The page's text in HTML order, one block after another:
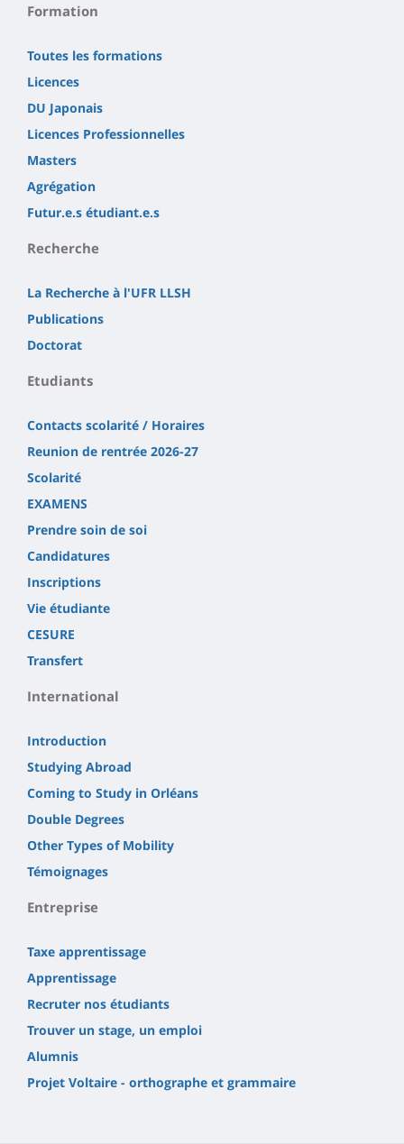
Formation
Toutes les formations
Licences
DU Japonais
Licences Professionnelles
Masters
Agrégation
Futur.e.s étudiant.e.s
Recherche
La Recherche à l'UFR LLSH
Publications
Doctorat
Etudiants
Contacts scolarité / Horaires
Reunion de rentrée 2026-27
Scolarité
EXAMENS
Prendre soin de soi
Candidatures
Inscriptions
Vie étudiante
CESURE
Transfert
International
Introduction
Studying Abroad
Coming to Study in Orléans
Double Degrees
Other Types of Mobility
Témoignages
Entreprise
Taxe apprentissage
Apprentissage
Recruter nos étudiants
Trouver un stage, un emploi
Alumnis
Projet Voltaire - orthographe et grammaire